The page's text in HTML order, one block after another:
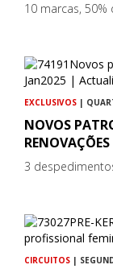
10 marcas, 50%
EXCLUSIVOS |
NOVOS
3
CIRCUITOS |